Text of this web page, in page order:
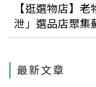
【逛選物店】
泄」選品店聚集
件
最新文章